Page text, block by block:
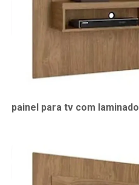
painel para tv com laminado